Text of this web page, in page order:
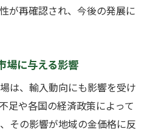
が再確認され、今後の発展に
場に与える影響
は、輸入動向にも影響を受け
足や各国の経済政策によって
その影響が地域の金価格に反